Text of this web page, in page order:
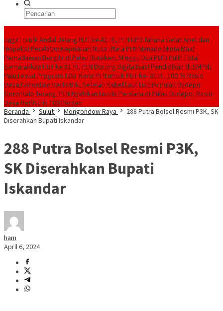
Jaga Listrik Andal Jelang HUT ke-81 RI, PLN UP3 Tahuna Gelar Apel dan
Inspeksi Peralatan Kepulauan Nusa Utara PLN Manado Minta Maaf
Pemadaman Bergilir di Pulau Bunaken, Minggu Dua PLTD Pulih Total
Semarakkan HUT ke 81 RI, PLN Dorong Digitalisasi Pendidikan di SMPN1
Palu Lewat Program TJSLKado PLN untuk HUT ke- 81 RI, 100 % Rasio
Desa Gorontalo Berlistrik, Setelah Kabel Laut Listriki Pulau Dudepo
Gorontalo Terang. PLN Nyalakan Listrik Perdana di Pulau Dudepo, Rasio
Desa Berlistrik 100 Persen
Beranda
Sulut Mongondow Raya
288 Putra Bolsel Resmi P3K, SK
Diserahkan Bupati Iskandar
288 Putra Bolsel Resmi P3K,
SK Diserahkan Bupati
Iskandar
ham
April 6, 2024